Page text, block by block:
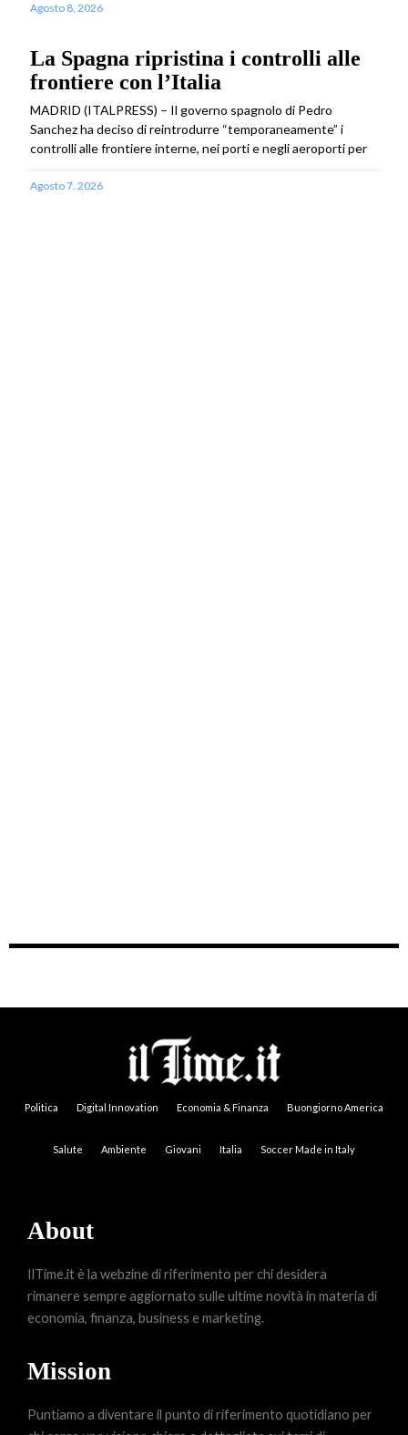
Agosto 8, 2026
La Spagna ripristina i controlli alle
frontiere con l’Italia
MADRID (ITALPRESS) – Il governo spagnolo di Pedro
Sanchez ha deciso di reintrodurre “temporaneamente” i
controlli alle frontiere interne, nei porti e negli aeroporti per
Agosto 7, 2026
Politica Digital Innovation Economia & Finanza Buongiorno America
Salute Ambiente Giovani Italia Soccer Made in Italy
About
IlTime.it è la webzine di riferimento per chi desidera
rimanere sempre aggiornato sulle ultime novità in materia di
economia, finanza, business e marketing.
Mission
Puntiamo a diventare il punto di riferimento quotidiano per